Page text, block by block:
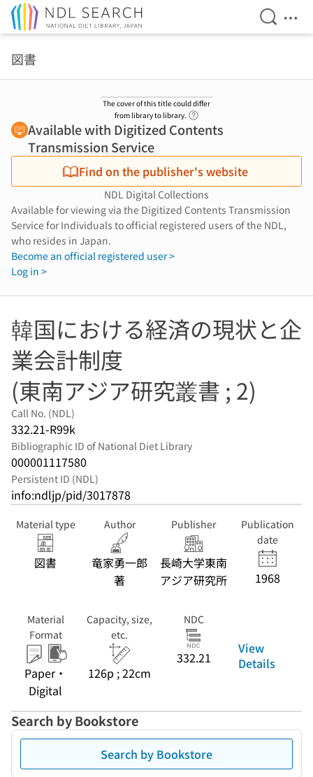
Open
図書
The cover of this title could differ
from library to library.
Available with Digitized Contents
Transmission Service
Find on the publisher's website
NDL Digital Collections
Available for viewing via the Digitized Contents Transmission
Service for Individuals to official registered users of the NDL,
who resides in Japan.
Become an official registered user >
Log in >
韓国における経済の現状と企
業会計制度
(東南アジア研究叢書 ; 2)
Call No. (NDL)
332.21-R99k
Bibliographic ID of National Diet Library
000001117580
Persistent ID (NDL)
info:ndljp/pid/3017878
Material type
図書
Author
竜家勇一郎
著
Publisher
長崎大学東南
アジア研究所
Publication
date
1968
Material
Format
Paper・
Digital
Capacity, size,
etc.
126p ; 22cm
NDC
332.21
View
Details
Search by Bookstore
Search by Bookstore